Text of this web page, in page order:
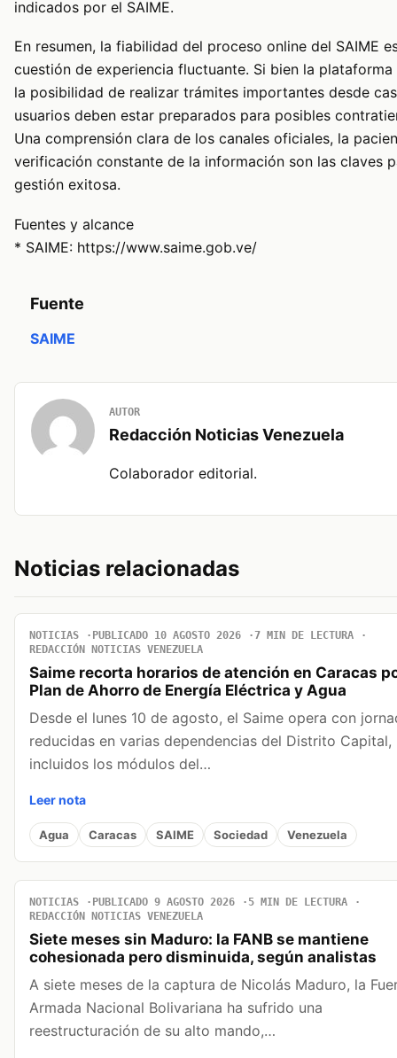
indicados por el SAIME.
En resumen, la fiabilidad del proceso online del SAIME
cuestión de experiencia fluctuante. Si bien la
la posibilidad de realizar trámites importantes desde
usuarios deben estar preparados para posibles
Una comprensión clara de los canales oficiales, la
verificación constante de la información son las claves
gestión exitosa.
Fuentes y alcance
* SAIME: https://www.saime.gob.ve/
Fuente
SAIME
AUTOR
Redacción Noticias Venezuela
Colaborador editorial.
Noticias relacionadas
NOTICIAS PUBLICADO 10 AGOSTO 2026
7 MIN DE LECTURA
REDACCIÓN NOTICIAS VENEZUELA
Saime recorta horarios de atención en Caracas
Plan de Ahorro de Energía Eléctrica y Agua
Desde el lunes 10 de agosto, el Saime opera con
reducidas en varias dependencias del Distrito Capital,
incluidos los módulos del…
Leer nota
Agua Caracas SAIME Sociedad Venezuela
NOTICIAS PUBLICADO 9 AGOSTO 2026
5 MIN DE LECTURA
REDACCIÓN NOTICIAS VENEZUELA
Siete meses sin Maduro: la FANB se mantiene
cohesionada pero disminuida, según analistas
A siete meses de la captura de Nicolás Maduro, la
Armada Nacional Bolivariana ha sufrido una
reestructuración de su alto mando,…